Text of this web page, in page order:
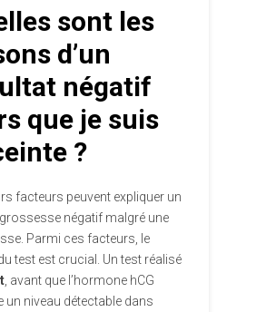
sont les
d’un
négatif
que je suis
?
facteurs peuvent expliquer un
négatif malgré une
Parmi ces facteurs, le
test est crucial. Un test réalisé
, avant que l’hormone hCG
un niveau détectable dans